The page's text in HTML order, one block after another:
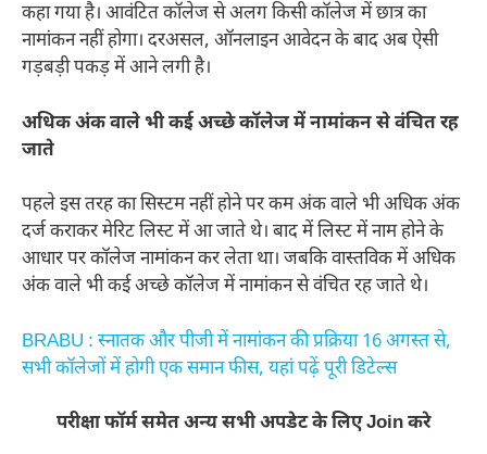
कहा गया है। आवंटित कॉलेज से अलग किसी कॉलेज में छात्र का
नामांकन नहीं होगा। दरअसल, ऑनलाइन आवेदन के बाद अब ऐसी
गड़बड़ी पकड़ में आने लगी है।
अधिक अंक वाले भी कई अच्छे कॉलेज में नामांकन से वंचित रह
जाते
पहले इस तरह का सिस्टम नहीं होने पर कम अंक वाले भी अधिक अंक
दर्ज कराकर मेरिट लिस्ट में आ जाते थे। बाद में लिस्ट में नाम होने के
आधार पर कॉलेज नामांकन कर लेता था। जबकि वास्तविक में अधिक
अंक वाले भी कई अच्छे कॉलेज में नामांकन से वंचित रह जाते थे।
BRABU : स्नातक और पीजी में नामांकन की प्रक्रिया 16 अगस्त से,
सभी कॉलेजों में होगी एक समान फीस, यहां पढ़ें पूरी डिटेल्स
परीक्षा फॉर्म समेत अन्य सभी अपडेट के लिए Join करे